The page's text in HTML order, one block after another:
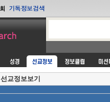
선교정보보기